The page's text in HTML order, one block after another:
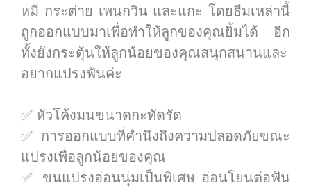
หมี กระต่าย เพนกวิน และแกะ โดยธีมเหล่านี้
ถูกออกแบบมาเพื่อทำให้ลูกของคุณยิ้มได้ อีก
ทั้งยังกระตุ้นให้ลูกน้อยของคุณสนุกสนานและ
อยากแปรงฟันค่ะ
✅ หัวโค้งมนขนาดกะทัดรัด
✅ การออกแบบที่คำนึงถึงความปลอดภัยขณะ
แปรงเพื่อลูกน้อยของคุณ
✅ ขนแปรงอ่อนนุ่มเป็นพิเศษ อ่อนโยนต่อฟัน